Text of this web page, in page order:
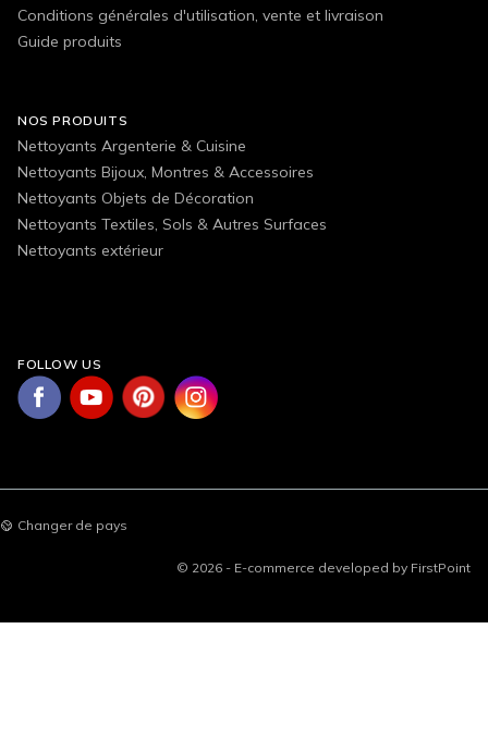
Conditions générales d'utilisation, vente et livraison
Guide produits
NOS PRODUITS
Nettoyants Argenterie & Cuisine
Nettoyants Bijoux, Montres & Accessoires
Nettoyants Objets de Décoration
Nettoyants Textiles, Sols & Autres Surfaces
Nettoyants extérieur
FOLLOW US
Changer de pays
© 2026 - E-commerce developed by FirstPoint